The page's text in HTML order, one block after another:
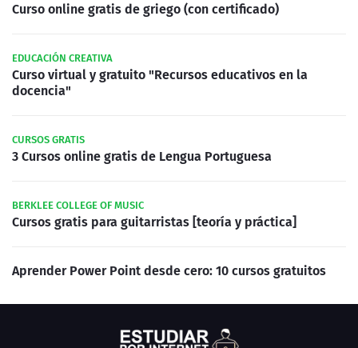
Curso online gratis de griego (con certificado)
EDUCACIÓN CREATIVA
Curso virtual y gratuito "Recursos educativos en la
docencia"
CURSOS GRATIS
3 Cursos online gratis de Lengua Portuguesa
BERKLEE COLLEGE OF MUSIC
Cursos gratis para guitarristas [teoría y práctica]
Aprender Power Point desde cero: 10 cursos gratuitos